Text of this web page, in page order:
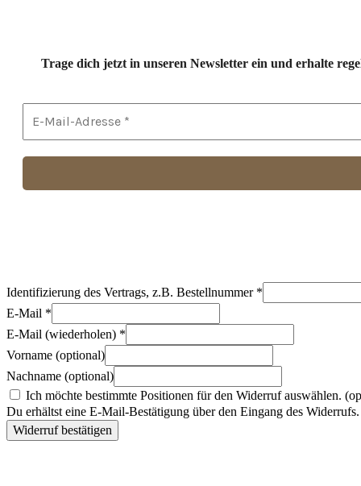
Trage dich jetzt in unseren Newsletter ein und erhalte
Identifizierung des Vertrags, z.B. Bestellnummer *
E-Mail *
E-Mail (wiederholen) *
Vorname (optional)
Nachname (optional)
Ich möchte bestimmte Positionen für den Widerruf auswählen.
Du erhältst eine E-Mail-Bestätigung über den Eingang des
Widerruf bestätigen